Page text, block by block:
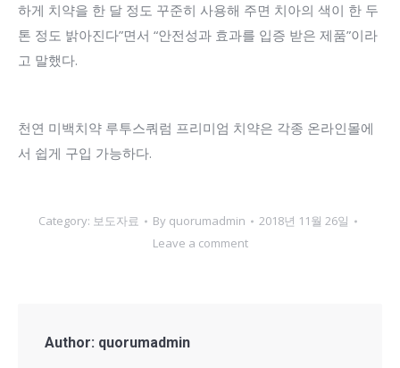
하게 치약을 한 달 정도 꾸준히 사용해 주면 치아의 색이 한 두
톤 정도 밝아진다”면서 “안전성과 효과를 입증 받은 제품”이라
고 말했다.
천연 미백치약 루투스쿼럼 프리미엄 치약은 각종 온라인몰에
서 쉽게 구입 가능하다.
Category: 보도자료 By quorumadmin
2018년 11월 26일
Leave a comment
Author: quorumadmin